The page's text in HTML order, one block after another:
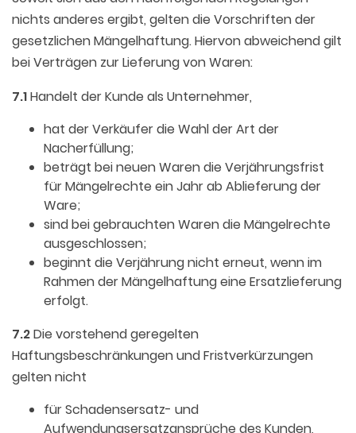
nichts anderes ergibt, gelten die Vorschriften der
gesetzlichen Mängelhaftung. Hiervon abweichend gilt
bei Verträgen zur Lieferung von Waren:
7.1Handelt der Kunde als Unternehmer,
hat der Verkäufer die Wahl der Art der
Nacherfüllung;
beträgt bei neuen Waren die Verjährungsfrist
für Mängelrechte ein Jahr ab Ablieferung der
Ware;
sind bei gebrauchten Waren die Mängelrechte
ausgeschlossen;
beginnt die Verjährung nicht erneut, wenn im
Rahmen der Mängelhaftung eine Ersatzlieferung
erfolgt.
7.2Die vorstehend geregelten
Haftungsbeschränkungen und Fristverkürzungen
gelten nicht
für Schadensersatz- und
Aufwendungsersatzansprüche des Kunden,